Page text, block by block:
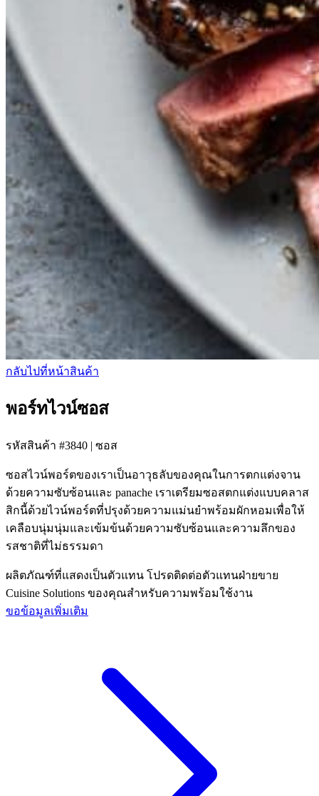
กลับไปที่หน้าสินค้า
พอร์ทไวน์ซอส
รหัสสินค้า #3840 | ซอส
ซอสไวน์พอร์ตของเราเป็นอาวุธลับของคุณในการตกแต่งจาน
ด้วยความซับซ้อนและ panache เราเตรียมซอสตกแต่งแบบคลาส
สิกนี้ด้วยไวน์พอร์ตที่ปรุงด้วยความแม่นยําพร้อมผักหอมเพื่อให้
เคลือบนุ่มนุ่มและเข้มข้นด้วยความซับซ้อนและความลึกของ
รสชาติที่ไม่ธรรมดา
ผลิตภัณฑ์ที่แสดงเป็นตัวแทน โปรดติดต่อตัวแทนฝ่ายขาย
Cuisine Solutions ของคุณสําหรับความพร้อมใช้งาน
ขอข้อมูลเพิ่มเติม